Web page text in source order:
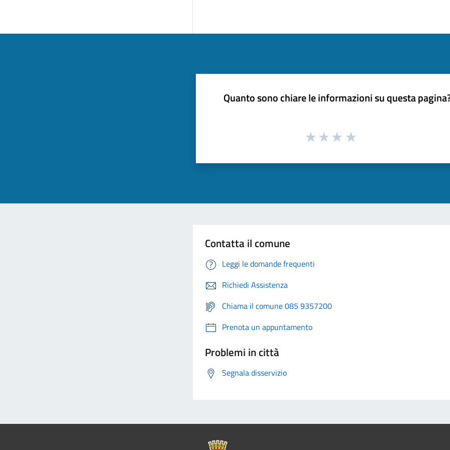
Quanto sono chiare le informazioni su questa
Contatta il comune
Leggi le domande frequenti
Richiedi Assistenza
Chiama il comune 085 9357200
Prenota un appuntamento
Problemi in città
Segnala disservizio